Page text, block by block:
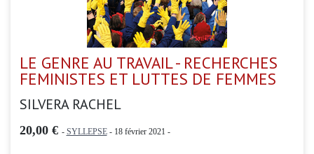
LE GENRE AU TRAVAIL - RECHERCHES
FEMINISTES ET LUTTES DE FEMMES
SILVERA RACHEL
20,00 € - SYLLEPSE- 18 février 2021 -